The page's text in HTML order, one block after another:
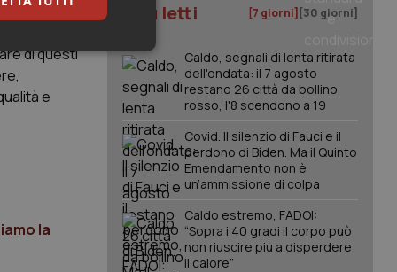
di questi
e
la
I più letti [7 giorni] [30 giorni]
Caldo, segnali di lenta ritirata
dell'ondata: il 7 agosto
restano 26 città da bollino
rosso, l'8 scendono a 19
Covid. Il silenzio di Fauci e il
perdono di Biden. Ma il Quinto
Emendamento non è
un’ammissione di colpa
Caldo estremo, FADOI:
“Sopra i 40 gradi il corpo può
non riuscire più a disperdere
il calore”